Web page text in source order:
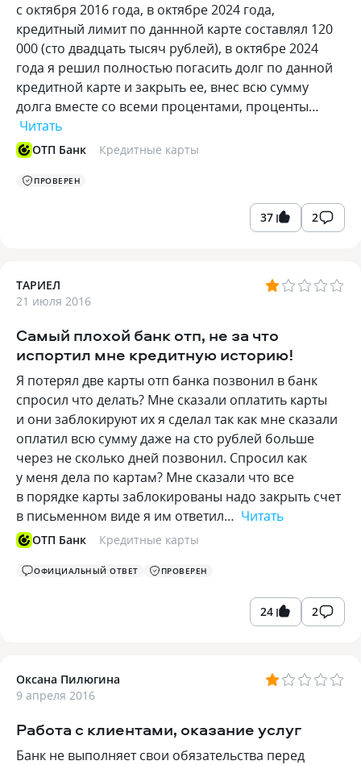
с октября 2016 года, в октябре 2024 года,
кредитный лимит по даннной карте составлял 120
000 (сто двадцать тысяч рублей), в октябре 2024
года я решил полностью погасить долг по данной
кредитной карте и закрыть ее, внес всю сумму
долга вместе со всеми процентами, проценты…
Читать
ОТП Банк Кредитные карты
ПРОВЕРЕН
37 2
ТАРИЕЛ
21 июля 2016
Самый плохой банк отп, не за что
испортил мне кредитную историю!
Я потерял две карты отп банка позвонил в банк
спросил что делать? Мне сказали оплатить карты
и они заблокируют их я сделал так как мне сказали
оплатил всю сумму даже на сто рублей больше
через не сколько дней позвонил. Спросил как
у меня дела по картам? Мне сказали что все
в порядке карты заблокированы надо закрыть счет
в письменном виде я им ответил… Читать
ОТП Банк Кредитные карты
ОФИЦИАЛЬНЫЙ ОТВЕТ ПРОВЕРЕН
24 2
Оксана Пилюгина
9 апреля 2016
Работа с клиентами, оказание услуг
Банк не выполняет свои обязательства перед